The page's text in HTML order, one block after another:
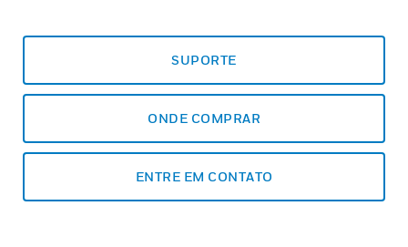
SUPORTE
ONDE COMPRAR
ENTRE EM CONTATO